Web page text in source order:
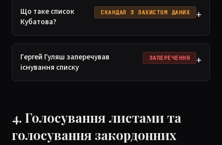
Що таке список
Кубатова?
СКАНДАЛ З ЗАХИСТОМ ДАНИХ +
Гергей Гуляш заперечував
існування списку
ЗАПЕРЕЧЕННЯ +
4. Голосування листами та
голосування закордонних